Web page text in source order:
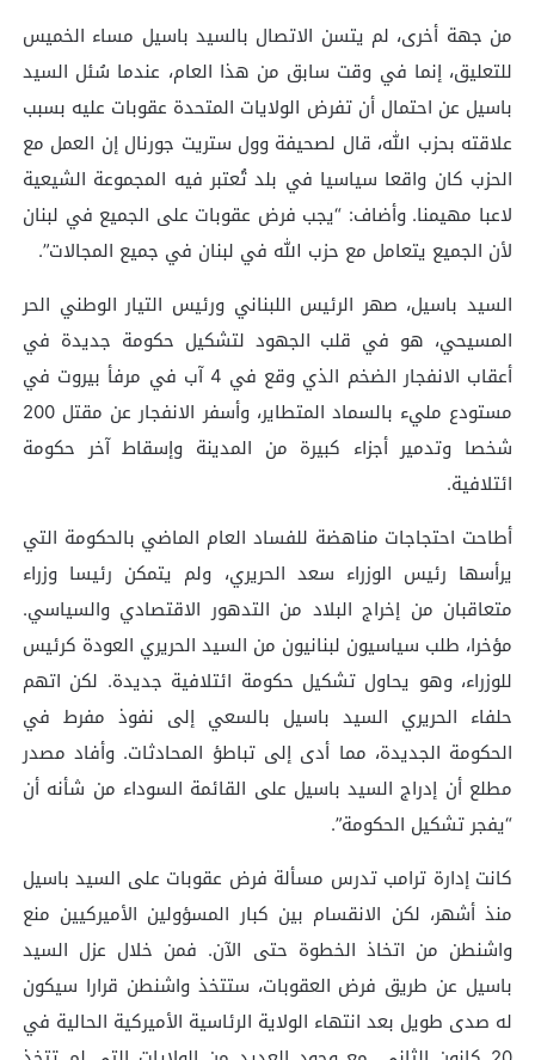
من جهة أخرى، لم يتسن الاتصال بالسيد باسيل مساء الخميس
للتعليق، إنما في وقت سابق من هذا العام، عندما سُئل السيد
باسيل عن احتمال أن تفرض الولايات المتحدة عقوبات عليه بسبب
علاقته بحزب الله، قال لصحيفة وول ستريت جورنال إن العمل مع
الحزب كان واقعا سياسيا في بلد تُعتبر فيه المجموعة الشيعية
لاعبا مهيمنا. وأضاف: “يجب فرض عقوبات على الجميع في لبنان
لأن الجميع يتعامل مع حزب الله في لبنان في جميع المجالات”.
السيد باسيل، صهر الرئيس اللبناني ورئيس التيار الوطني الحر
المسيحي، هو في قلب الجهود لتشكيل حكومة جديدة في
أعقاب الانفجار الضخم الذي وقع في 4 آب في مرفأ بيروت في
مستودع مليء بالسماد المتطاير، وأسفر الانفجار عن مقتل 200
شخصا وتدمير أجزاء كبيرة من المدينة وإسقاط آخر حكومة
ائتلافية.
أطاحت احتجاجات مناهضة للفساد العام الماضي بالحكومة التي
يرأسها رئيس الوزراء سعد الحريري، ولم يتمكن رئيسا وزراء
متعاقبان من إخراج البلاد من التدهور الاقتصادي والسياسي.
مؤخرا، طلب سياسيون لبنانيون من السيد الحريري العودة كرئيس
للوزراء، وهو يحاول تشكيل حكومة ائتلافية جديدة. لكن اتهم
حلفاء الحريري السيد باسيل بالسعي إلى نفوذ مفرط في
الحكومة الجديدة، مما أدى إلى تباطؤ المحادثات. وأفاد مصدر
مطلع أن إدراج السيد باسيل على القائمة السوداء من شأنه أن
“يفجر تشكيل الحكومة”.
كانت إدارة ترامب تدرس مسألة فرض عقوبات على السيد باسيل
منذ أشهر، لكن الانقسام بين كبار المسؤولين الأميركيين منع
واشنطن من اتخاذ الخطوة حتى الآن. فمن خلال عزل السيد
باسيل عن طريق فرض العقوبات، ستتخذ واشنطن قرارا سيكون
له صدى طويل بعد انتهاء الولاية الرئاسية الأميركية الحالية في